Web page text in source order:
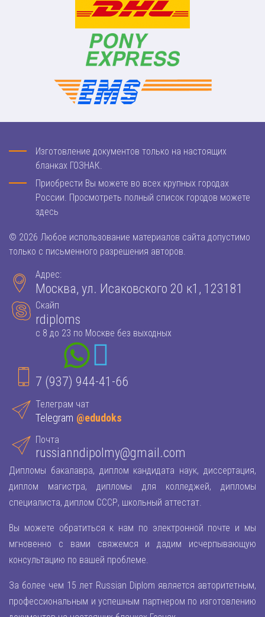
Изготовление документов только на настоящих
бланках ГОЗНАК.
Приобрести Вы можете во всех крупных городах
России. Просмотреть полный список городов можете
здесь
© 2026 Любое использование материалов сайта допустимо
только с письменного разрешения авторов.
Адрес:
Москва, ул. Исаковского 20 к1, 123181
Скайп
rdiploms
с 8 до 23 по Москве без выходных
7 (937) 944-41-66
Телеграм чат
Telegram @edudoks
Почта
russianndipolmy@gmail.com
Дипломы бакалавра, диплом кандидата наук, диссертация,
диплом магистра, дипломы для колледжей, дипломы
специалиста, диплом СССР, школьный аттестат.
Вы можете обратиться к нам по электронной почте и мы
мгновенно с вами свяжемся и дадим исчерпывающую
консультацию по вашей проблеме.
За более чем 15 лет Russian Diplom является авторитетным,
профессиональным и успешным партнером по изготовлению